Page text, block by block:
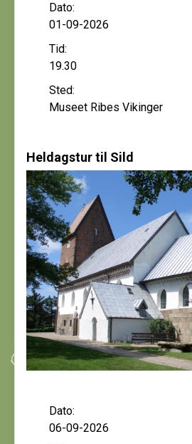
Dato:
01-09-2026
Tid:
19.30
Sted:
Museet Ribes Vikinger
Heldagstur til Sild
Dato:
06-09-2026